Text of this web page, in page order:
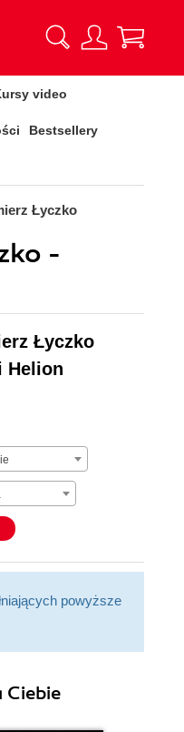
video
Bestsellery
Łyczko
-
Łyczko
Helion
powyższe
Ciebie